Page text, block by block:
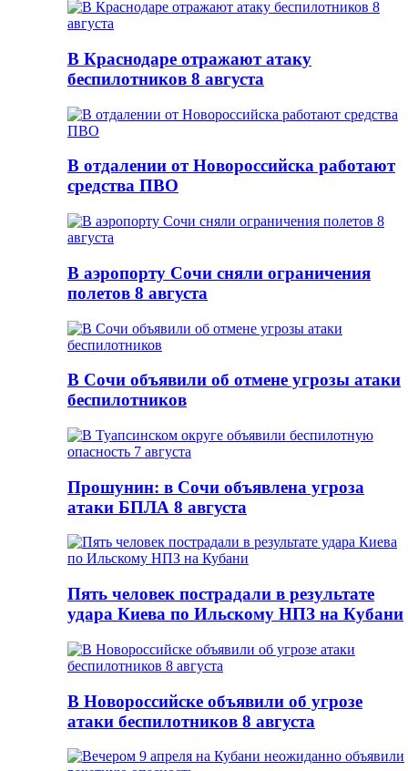
В Краснодаре отражают атаку
беспилотников 8 августа
В отдалении от Новороссийска работают
средства ПВО
В аэропорту Сочи сняли ограничения
полетов 8 августа
В Сочи объявили об отмене угрозы атаки
беспилотников
Прошунин: в Сочи объявлена угроза
атаки БПЛА 8 августа
Пять человек пострадали в результате
удара Киева по Ильскому НПЗ на Кубани
В Новороссийске объявили об угрозе
атаки беспилотников 8 августа